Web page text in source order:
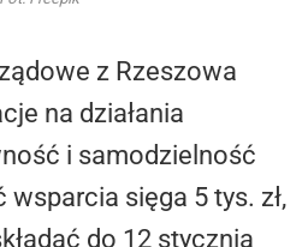
z Rzeszowa
na działania
i samodzielność
sięga 5 tys. zł,
do 12 stycznia